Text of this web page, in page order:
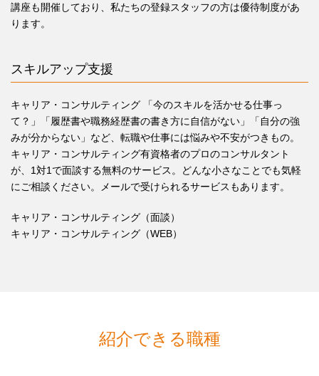
講座も開催しており、私たちの登録スタッフの方は優待制度があ
ります。
スキルアップ支援
キャリア・コンサルティング 「今のスキルを活かせる仕事っ
て？」「履歴書や職務経歴書の書き方に自信がない」「自分の強
みが分からない」など、転職や仕事には悩みや不安がつきもの。
キャリア・コンサルティング有資格者のプロのコンサルタント
が、1対1で面談する無料のサービス。どんな小さなことでも気軽
にご相談ください。メールで受けられるサービスもあります。
キャリア・コンサルティング（面談）
キャリア・コンサルティング（WEB）
紹介できる職種